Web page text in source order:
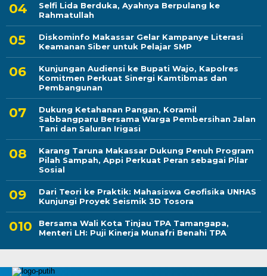
Selfi Lida Berduka, Ayahnya Berpulang ke
Rahmatullah
Diskominfo Makassar Gelar Kampanye Literasi
Keamanan Siber untuk Pelajar SMP
Kunjungan Audiensi ke Bupati Wajo, Kapolres
Komitmen Perkuat Sinergi Kamtibmas dan
Pembangunan
Dukung Ketahanan Pangan, Koramil
Sabbangparu Bersama Warga Pembersihan Jalan
Tani dan Saluran Irigasi
Karang Taruna Makassar Dukung Penuh Program
Pilah Sampah, Appi Perkuat Peran sebagai Pilar
Sosial
Dari Teori ke Praktik: Mahasiswa Geofisika UNHAS
Kunjungi Proyek Seismik 3D Tosora
Bersama Wali Kota Tinjau TPA Tamangapa,
Menteri LH: Puji Kinerja Munafri Benahi TPA